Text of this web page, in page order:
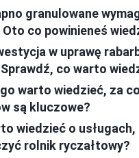
granulowane
Oto co powinieneś
w uprawę
co warto
warto wiedzieć, za
są kluczowe?
wiedzieć o
rolnik ryczałtowy?